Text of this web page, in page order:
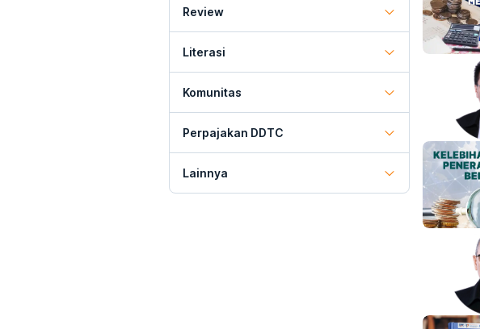
Review
Literasi
Komunitas
Perpajakan DDTC
Lainnya